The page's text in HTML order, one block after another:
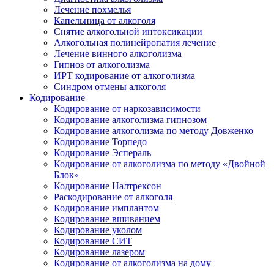
Лечение похмелья
Капельница от алкоголя
Снятие алкогольной интоксикации
Алкогольная полинейропатия лечение
Лечение винного алкоголизма
Гипноз от алкоголизма
ИРТ кодирование от алкоголизма
Синдром отмены алкоголя
Кодирование
Кодирование от наркозависимости
Кодирование алкоголизма гипнозом
Кодирование алкоголизма по методу Довженко
Кодирование Торпедо
Кодирование Эспераль
Кодирование от алкоголизма по методу «Двойной
Блок»
Кодирование Налтрексон
Раскодирование от алкоголя
Кодирование имплантом
Кодирование вшиванием
Кодирование уколом
Кодирование СИТ
Кодирование лазером
Кодирование от алкоголизма на дому